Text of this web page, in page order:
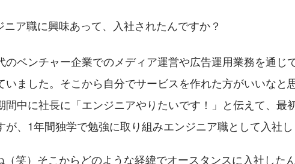
ニア職に興味あって、入社されたんですか？
のベンチャー企業でのメディア運営や広告運用業務を通じ
いました。そこから自分でサービスを作れた方がいいなと
間中に社長に「エンジニアやりたいです！」と伝えて、最
、1年間独学で勉強に取り組みエンジニア職として入社し
（笑）そこからどのような経緯でオースタンスに入社した